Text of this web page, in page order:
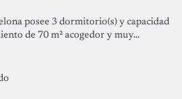
posee 3 dormitorio(s) y capacidad
de 70 m² acogedor y muy...